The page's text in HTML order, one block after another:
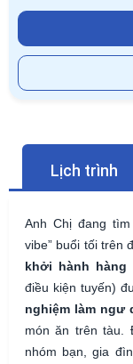
Lịch trình
Anh Chị đang
vibe” buổi tối trên
khởi hành hàng
điều kiện tuyến)
nghiệm làm ngư
món ăn trên tàu.
nhóm bạn, gia